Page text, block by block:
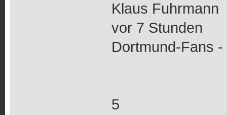
Klaus Fuhrmann
vor 7 Stunden
Dortmund-Fans
5